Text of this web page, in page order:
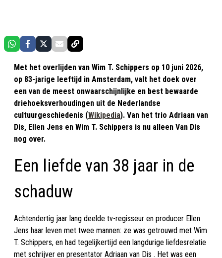
Met het overlijden van Wim T. Schippers op 10 juni 2026,
op 83-jarige leeftijd in Amsterdam, valt het doek over
een van de meest onwaarschijnlijke en best bewaarde
driehoeksverhoudingen uit de Nederlandse
cultuurgeschiedenis (Wikipedia). Van het trio Adriaan van
Dis, Ellen Jens en Wim T. Schippers is nu alleen Van Dis
nog over.
Een liefde van 38 jaar in de
schaduw
Achtendertig jaar lang deelde tv-regisseur en producer Ellen
Jens haar leven met twee mannen: ze was getrouwd met Wim
T. Schippers, en had tegelijkertijd een langdurige liefdesrelatie
met schrijver en presentator Adriaan van Dis . Het was een